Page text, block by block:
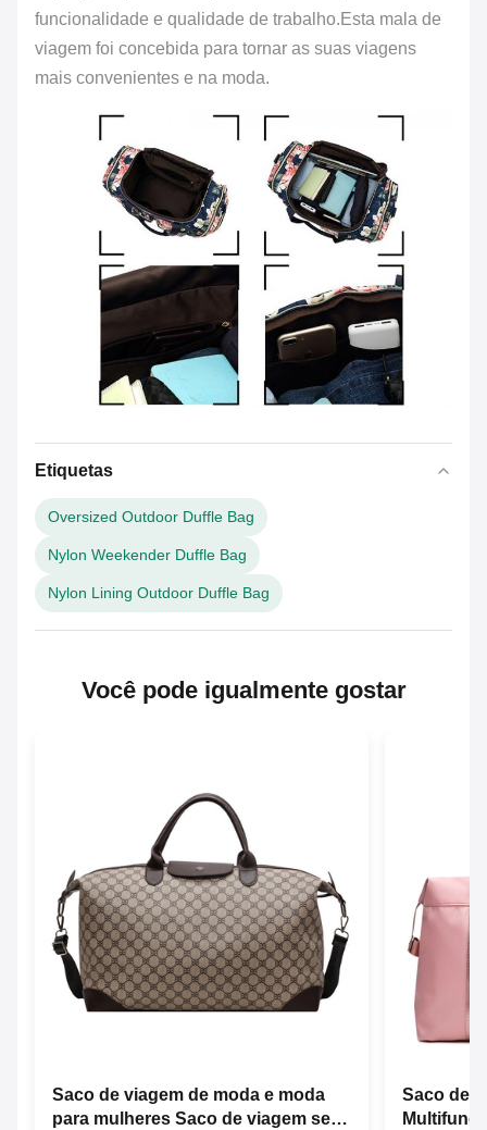
funcionalidade e qualidade de trabalho.Esta mala de
viagem foi concebida para tornar as suas viagens
mais convenientes e na moda.
Etiquetas
Oversized Outdoor Duffle Bag
Nylon Weekender Duffle Bag
Nylon Lining Outdoor Duffle Bag
Você pode igualmente gostar
Saco de viagem de moda e moda
para mulheres Saco de viagem seco
Saco de